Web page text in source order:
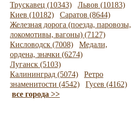
Трускавец (10343)
Львов (10183)
Киев (10182)
Саратов (8644)
Железная дорога (поезда, паровозы,
локомотивы, вагоны) (7127)
Кисловодск (7008)
Медали,
ордена, значки (6274)
Луганск (5103)
Калининград (5074)
Ретро
знаменитости (4542)
Гусев (4162)
все города >>